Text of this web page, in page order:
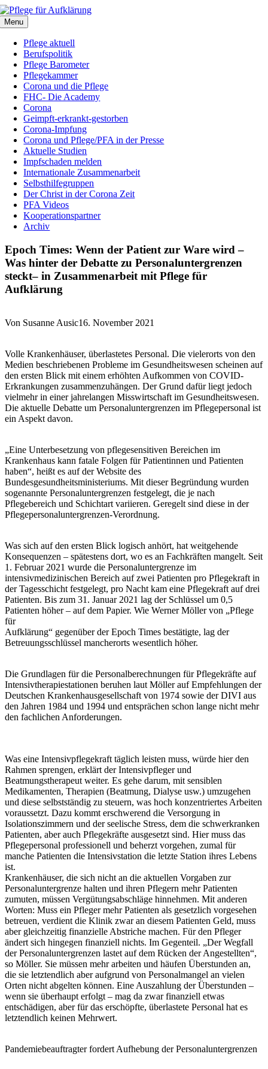
Zum
Inhalt
springen
Menu
Pflege aktuell
Berufspolitik
Pflege Barometer
Pflegekammer
Corona und die Pflege
FHC- Die Academy
Corona
Geimpft-erkrankt-gestorben
Corona-Impfung
Corona und Pflege/PFA in der Presse
Aktuelle Studien
Impfschaden melden
Internationale Zusammenarbeit
Selbsthilfegruppen
Der Christ in der Corona Zeit
PFA Videos
Kooperationspartner
Archiv
Epoch Times: Wenn der Patient zur Ware wird –
Was hinter der Debatte zu Personaluntergrenzen
steckt– in Zusammenarbeit mit Pflege für
Aufklärung
Von Susanne Ausic16. November 2021
Volle Krankenhäuser, überlastetes Personal. Die vielerorts von den
Medien beschriebenen Probleme im Gesundheitswesen scheinen auf
den ersten Blick mit einem erhöhten Aufkommen von COVID-
Erkrankungen zusammenzuhängen. Der Grund dafür liegt jedoch
vielmehr in einer jahrelangen Misswirtschaft im Gesundheitswesen.
Die aktuelle Debatte um Personaluntergrenzen im Pflegepersonal ist
ein Aspekt davon.
„Eine Unterbesetzung von pflegesensitiven Bereichen im
Krankenhaus kann fatale Folgen für Patientinnen und Patienten
haben“, heißt es auf der Website des
Bundesgesundheitsministeriums. Mit dieser Begründung wurden
sogenannte Personaluntergrenzen festgelegt, die je nach
Pflegebereich und Schichtart variieren. Geregelt sind diese in der
Pflegepersonaluntergrenzen-Verordnung.
Was sich auf den ersten Blick logisch anhört, hat weitgehende
Konsequenzen – spätestens dort, wo es an Fachkräften mangelt. Seit
1. Februar 2021 wurde die Personaluntergrenze im
intensivmedizinischen Bereich auf zwei Patienten pro Pflegekraft in
der Tagesschicht festgelegt, pro Nacht kam eine Pflegekraft auf drei
Patienten. Bis zum 31. Januar 2021 lag der Schlüssel um 0,5
Patienten höher – auf dem Papier. Wie Werner Möller von „Pflege
für
Aufklärung“ gegenüber der Epoch Times bestätigte, lag der
Betreuungsschlüssel mancherorts wesentlich höher.
Die Grundlagen für die Personalberechnungen für Pflegekräfte auf
Intensivtherapiestationen beruhen laut Möller auf Empfehlungen der
Deutschen Krankenhausgesellschaft von 1974 sowie der DIVI aus
den Jahren 1984 und 1994 und entsprächen schon lange nicht mehr
den fachlichen Anforderungen.
Was eine Intensivpflegekraft täglich leisten muss, würde hier den
Rahmen sprengen, erklärt der Intensivpfleger und
Beatmungstherapeut weiter. Es gehe darum, mit sensiblen
Medikamenten, Therapien (Beatmung, Dialyse usw.) umzugehen
und diese selbstständig zu steuern, was hoch konzentriertes Arbeiten
voraussetzt. Dazu kommt erschwerend die Versorgung in
Isolationszimmern und der seelische Stress, dem die schwerkranken
Patienten, aber auch Pflegekräfte ausgesetzt sind. Hier muss das
Pflegepersonal professionell und beherzt vorgehen, zumal für
manche Patienten die Intensivstation die letzte Station ihres Lebens
ist.
Krankenhäuser, die sich nicht an die aktuellen Vorgaben zur
Personaluntergrenze halten und ihren Pflegern mehr Patienten
zumuten, müssen Vergütungsabschläge hinnehmen. Mit anderen
Worten: Muss ein Pfleger mehr Patienten als gesetzlich vorgesehen
betreuen, verdient die Klinik zwar an diesem Patienten Geld, muss
aber gleichzeitig finanzielle Abstriche machen. Für den Pfleger
ändert sich hingegen finanziell nichts. Im Gegenteil. „Der Wegfall
der Personaluntergrenzen lastet auf dem Rücken der Angestellten“,
so Möller. Sie müssen mehr arbeiten und häufen Überstunden an,
die sie letztendlich aber aufgrund von Personalmangel an vielen
Orten nicht abgelten können. Eine Auszahlung der Überstunden –
wenn sie überhaupt erfolgt – mag da zwar finanziell etwas
entschädigen, aber für das erschöpfte, überlastete Personal hat es
letztendlich keinen Mehrwert.
Pandemiebeauftragter fordert Aufhebung der Personaluntergrenzen